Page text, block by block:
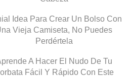
Idea Para Crear Un Bolso Con
Vieja Camiseta, No Puedes
Perdértela
A Hacer El Nudo De Tu
Fácil Y Rápido Con Este